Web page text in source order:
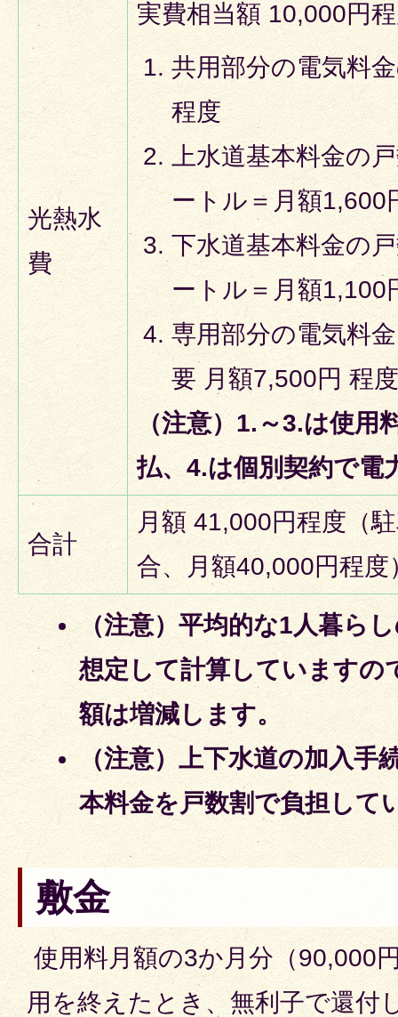
光熱水
費
実費相当額 10,000円
共用部分の電気料
程度
上水道基本料金の
ートル＝月額1,600
下水道基本料金の
ートル＝月額1,100
専用部分の電気料
要 月額7,500円 程
（注意）1.～3.は使用
払、4.は個別契約で電
合計
月額 41,000円程度（
合、月額40,000円程度
（注意）平均的な1人暮ら
想定して計算していますの
額は増減します。
（注意）上下水道の加入手
本料金を戸数割で負担して
敷金
使用料月額の3か月分（90,000
用を終えたとき、無利子で還付